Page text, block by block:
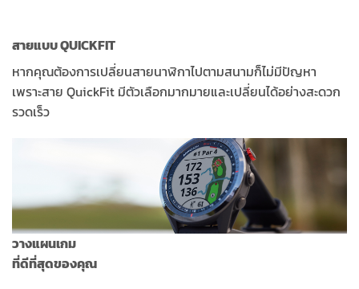
สายแบบ QUICKFIT
หากคุณต้องการเปลี่ยนสายนาฬิกาไปตามสนามก็ไม่มีปัญหา
เพราะสาย QuickFit มีตัวเลือกมากมายและเปลี่ยนได้อย่างสะดวก
รวดเร็ว
วางแผนเกม
ที่ดีที่สุดของคุณ